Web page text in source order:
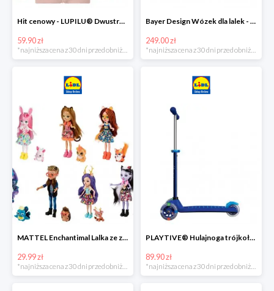
Hit cenowy - LUPILU® Dwustronna kurtka pikowana dziewczęca
59.90 zł
*najniższa cena z 30 dni przed obniżką
Bayer Design Wózek dla lalek - megazestaw
249.00 zł
*najniższa cena z 30 dni przed obniżką
MATTEL Enchantimal Lalka ze zwierzątkiem
29.99 zł
*najniższa cena z 30 dni przed obniżką
PLAYTIVE® Hulajnoga trójkołowa Tri Scooter z diodami LED
89.90 zł
*najniższa cena z 30 dni przed obniżką